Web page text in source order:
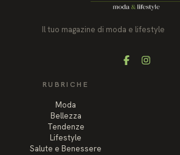
Il tuo magazine di moda e lifestyle
FacebookInstagram
RUBRICHE
Moda
Bellezza
Tendenze
Lifestyle
Salute e Benessere